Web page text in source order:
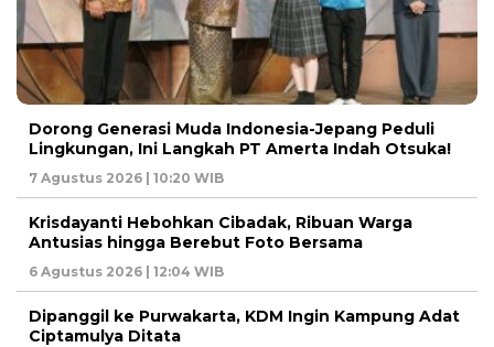
Dorong Generasi Muda Indonesia-Jepang Peduli
Lingkungan, Ini Langkah PT Amerta Indah Otsuka!
7 Agustus 2026 | 10:20 WIB
Krisdayanti Hebohkan Cibadak, Ribuan Warga
Antusias hingga Berebut Foto Bersama
6 Agustus 2026 | 12:04 WIB
Dipanggil ke Purwakarta, KDM Ingin Kampung Adat
Ciptamulya Ditata